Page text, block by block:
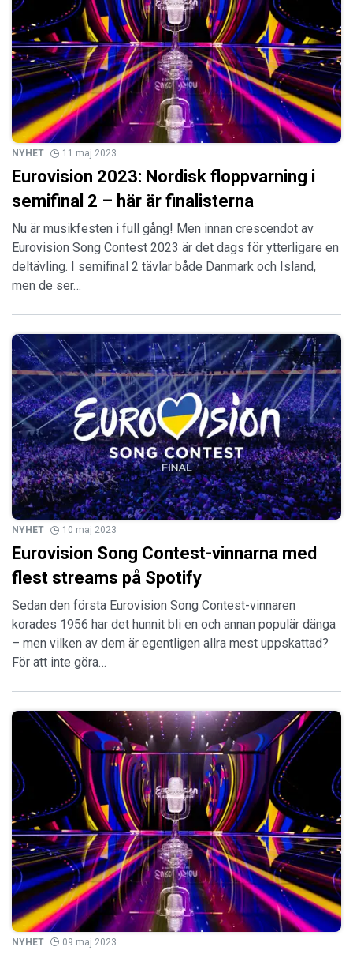
NYHET 11 maj 2023
Eurovision 2023: Nordisk floppvarning i
semifinal 2 – här är finalisterna
Nu är musikfesten i full gång! Men innan crescendot av
Eurovision Song Contest 2023 är det dags för ytterligare en
deltävling. I semifinal 2 tävlar både Danmark och Island,
men de ser…
NYHET 10 maj 2023
Eurovision Song Contest-vinnarna med
flest streams på Spotify
Sedan den första Eurovision Song Contest-vinnaren
korades 1956 har det hunnit bli en och annan populär dänga
– men vilken av dem är egentligen allra mest uppskattad?
För att inte göra…
NYHET 09 maj 2023